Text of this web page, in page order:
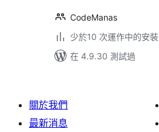
CodeManas
少於10 次運作中的安裝
在 4.9.30 測試過
關於我們
最新消息